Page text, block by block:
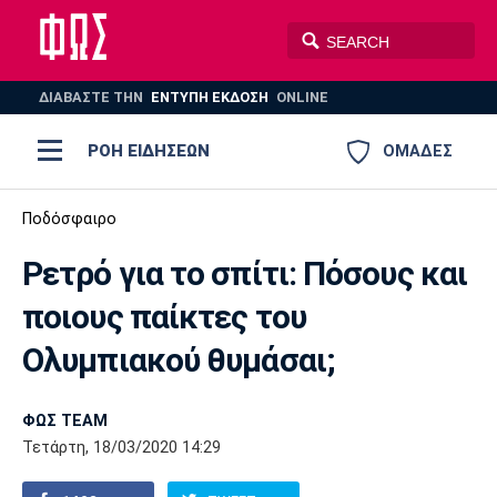
ΔΙΑΒΑΣΤΕ THN ΕΝΤΥΠΗ ΕΚΔΟΣΗ ONLINE
ΟΜΑΔΕΣ
ΡΟΗ ΕΙΔΗΣΕΩΝ
ΠΟΔΟΣΦΑΙΡΟ
ΒΟΛΕΪ
AUTO-MOTO PLUS
Ποδόσφαιρο
Super League 1
Super League 2
Γ Εθνική
Ελλάδα
Μπάσκετ
Ελλάδα
Εθνική
EuroLeague
Ολυμπιακοί Αγώνες
Βόλεϊ
Πόλο
Ολυμπιακός ΑΕΚ
Παναθηναϊκός Ατρόμητος
Ποδόσφαιρο
Ρετρό για το σπίτι: Πόσους και
ποιους παίκτες του
Ολυμπιακού θυμάσαι;
ΦΩΣ TEAM
Τετάρτη, 18/03/2020 14:29